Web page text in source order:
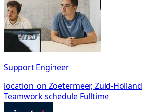
Support Engineer
location_on Zoetermeer, Zuid-Holland
Teamworkschedule Fulltime